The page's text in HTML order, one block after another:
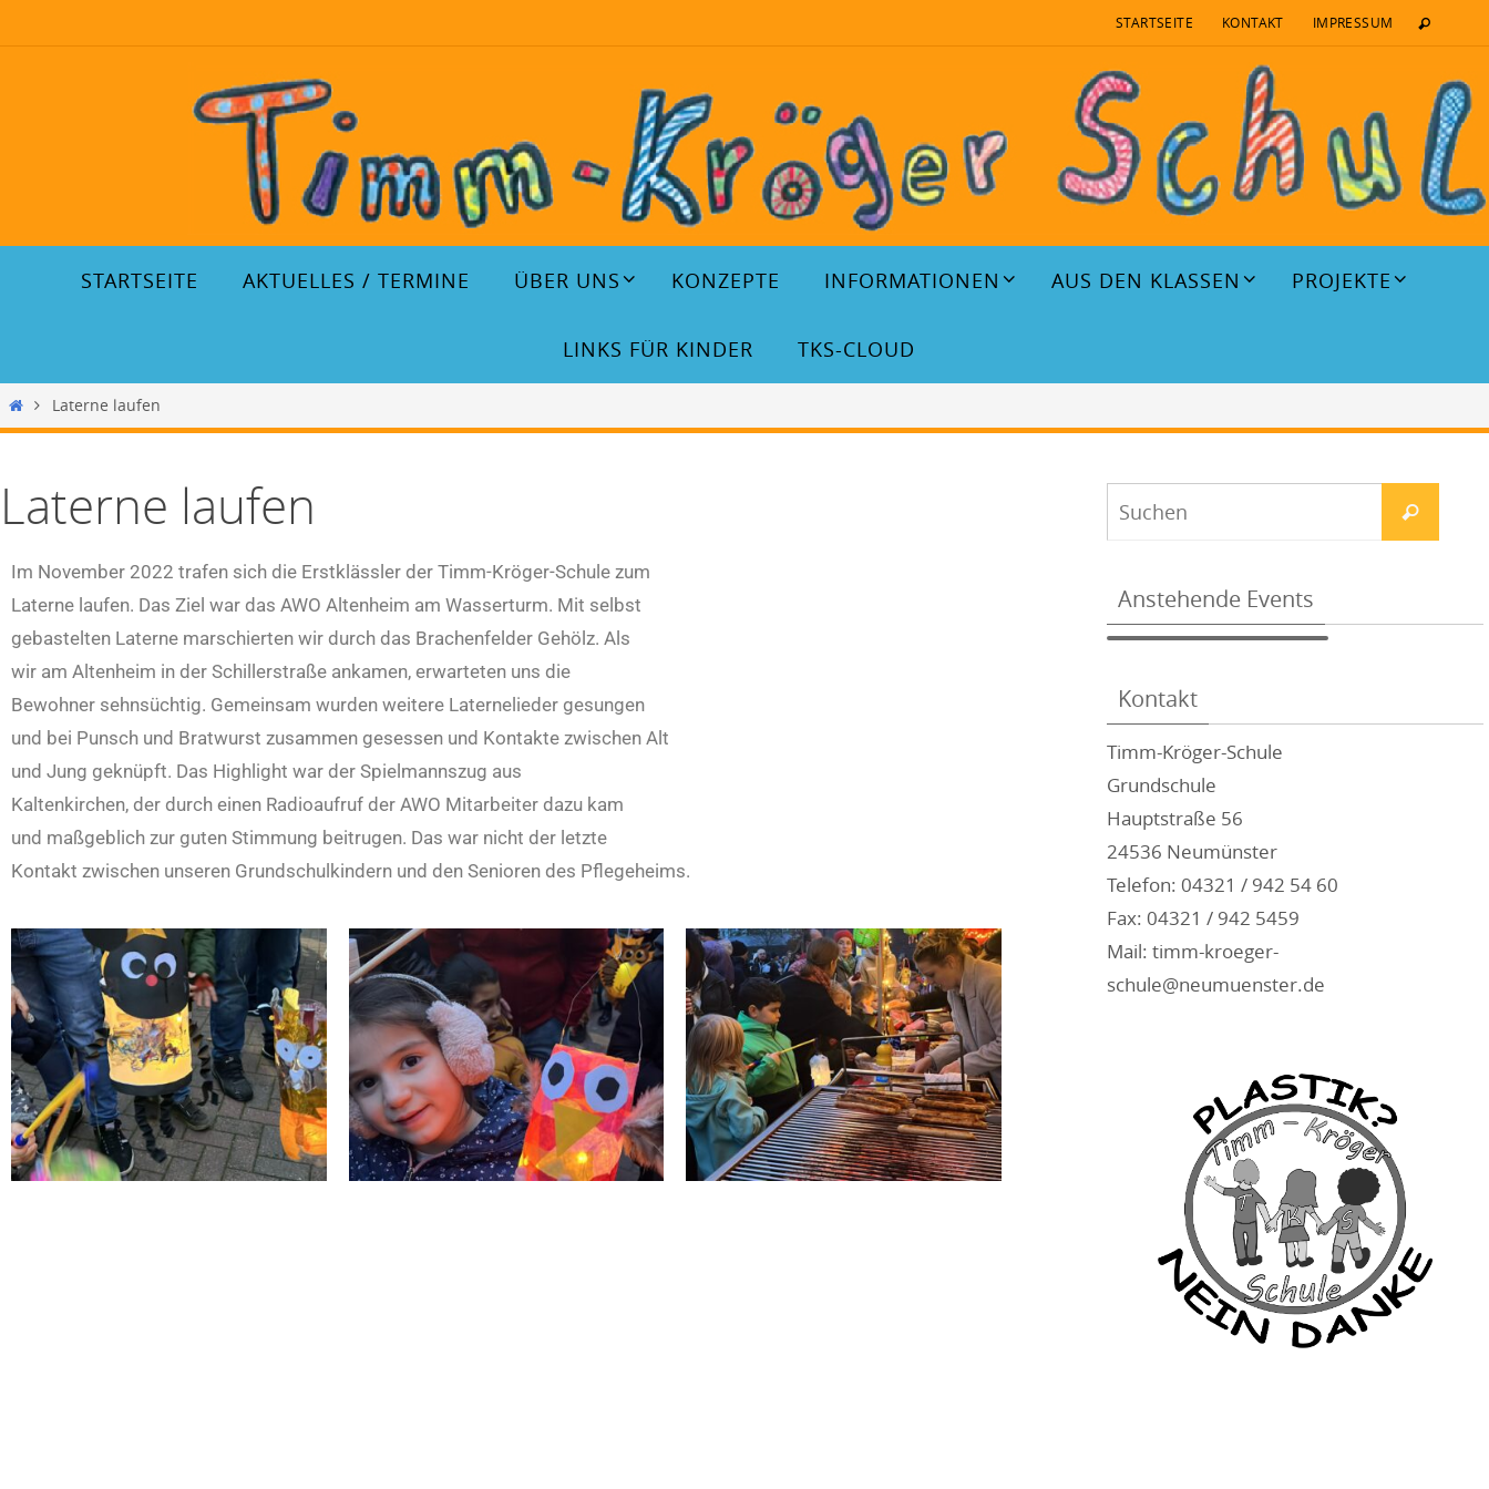
STARTSEITE KONTAKT IMPRESSUM
STARTSEITE AKTUELLES / TERMINE ÜBER UNS KONZEPTE INFORMATIONEN AUS DEN KLASSEN PROJEKTE
LINKS FÜR KINDER TKS-CLOUD
Laterne laufen
Laterne laufen
Im November 2022 trafen sich die Erstklässler der Timm-Kröger-Schule zum
Laterne laufen. Das Ziel war das AWO Altenheim am Wasserturm. Mit selbst
gebastelten Laterne marschierten wir durch das Brachenfelder Gehölz. Als
wir am Altenheim in der Schillerstraße ankamen, erwarteten uns die
Bewohner sehnsüchtig. Gemeinsam wurden weitere Laternelieder gesungen
und bei Punsch und Bratwurst zusammen gesessen und Kontakte zwischen Alt
und Jung geknüpft. Das Highlight war der Spielmannszug aus
Kaltenkirchen, der durch einen Radioaufruf der AWO Mitarbeiter dazu kam
und maßgeblich zur guten Stimmung beitrugen. Das war nicht der letzte
Kontakt zwischen unseren Grundschulkindern und den Senioren des Pflegeheims.
Anstehende Events
Kontakt
Timm-Kröger-Schule
Grundschule
Hauptstraße 56
24536 Neumünster
Telefon: 04321 / 942 54 60
Fax: 04321 / 942 5459
Mail: timm-kroeger-
schule@neumuenster.de